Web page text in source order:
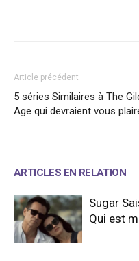
Article précédent
5 séries Similaires à The
Age qui devraient vous
ARTICLES EN RELATION
Sugar
Qui est